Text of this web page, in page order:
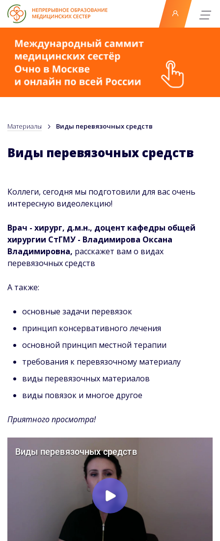
Материалы Виды перевязочных средств
Виды перевязочных средств
Коллеги, сегодня мы подготовили для вас очень
интересную видеолекцию!
Врач - хирург, д.м.н., доцент кафедры общей
хирургии СтГМУ - Владимирова Оксана
Владимировна, расскажет вам о видах
перевязочных средств
А также:
основные задачи перевязок
принцип консервативного лечения
основной принцип местной терапии
требования к перевязочному материалу
виды перевязочных материалов
виды повязок и многое другое
Приятного просмотра!